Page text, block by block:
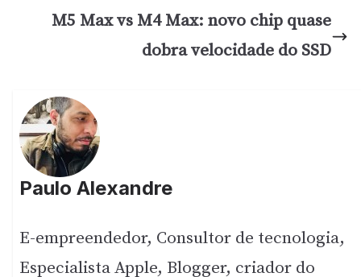
M5 Max vs M4 Max: novo chip quase
dobra velocidade do SSD
Paulo Alexandre
E-empreendedor, Consultor de tecnologia,
Especialista Apple, Blogger, criador do